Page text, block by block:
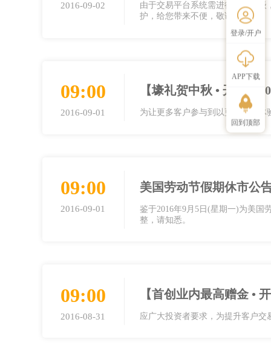
登录/开户
APP下载
回到顶部
2016-09-02
由于交易平台系统需进行维护升级
护，给您带来不便，敬请谅解！
09:00
2016-09-01
【壕礼贺中秋 • 开户送
为让更多客户参与到以更低成本
09:00
2016-09-01
美国劳动节假期休市公
鉴于2016年9月5日(星期一)为美国
整，请知悉。
09:00
2016-08-31
【首创业内最高赠金 •
应广大投资者要求，为提升客户交